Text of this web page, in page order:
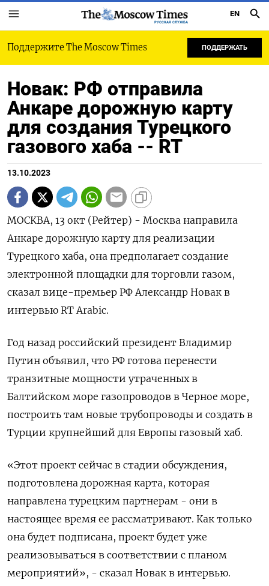
РУССКАЯ СЛУЖБА
EN
Поддержите The Moscow Times ПОДДЕРЖАТЬ
Новак: РФ отправила
Анкаре дорожную карту
для создания Турецкого
газового хаба -- RT
13.10.2023
МОСКВА, 13 окт (Рейтер) - Москва направила
Анкаре дорожную карту для реализации
Турецкого хаба, она предполагает создание
электронной площадки для торговли газом,
сказал вице-премьер РФ Александр Новак в
интервью RT Arabic.
Год назад российский президент Владимир
Путин объявил, что РФ готова перенести
транзитные мощности утраченных в
Балтийском море газопроводов в Черное море,
построить там новые трубопроводы и создать в
Турции крупнейший для Европы газовый хаб.
«Этот проект сейчас в стадии обсуждения,
подготовлена дорожная карта, которая
направлена турецким партнерам - они в
настоящее время ее рассматривают. Как только
она будет подписана, проект будет уже
реализовываться в соответствии с планом
мероприятий», - сказал Новак в интервью.